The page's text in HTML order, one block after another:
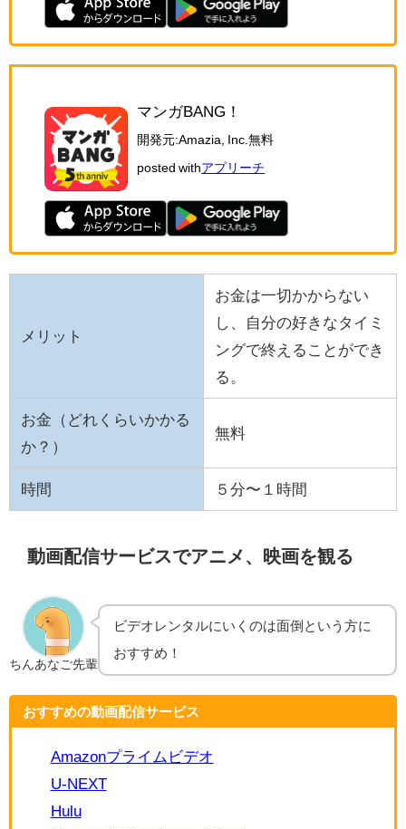
マンガBANG！
開発元:Amazia, Inc.無料
posted withアプリーチ
メリット
お金は一切かからない
し、自分の好きなタイミ
ングで終えることができ
る。
お金（どれくらいかかる
か？）
無料
時間 ５分〜１時間
動画配信サービスでアニメ、映画を観る
ちんあなご先輩
ビデオレンタルにいくのは面倒という方に
おすすめ！
おすすめの動画配信サービス
Amazonプライムビデオ
U-NEXT
Hulu